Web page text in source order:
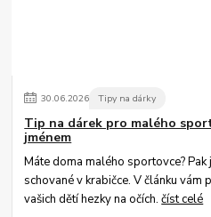
30.06.2026 Tipy na dárky
Tip na dárek pro malého
jménem
Máte doma malého sportovce?
schované v krabičce. V článku
vašich dětí hezky na očích.číst celé